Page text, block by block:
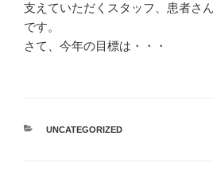
支えていただくスタッフ、患者さ
です。
さて、今年の目標は・・・
カ
UNCATEGORIZED